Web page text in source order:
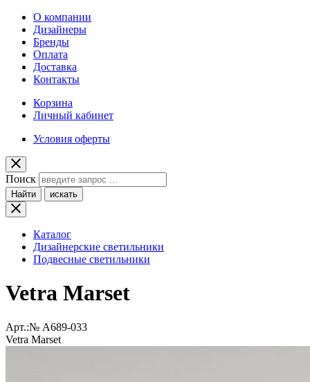
О компании
Дизайнеры
Бренды
Оплата
Доставка
Контакты
Корзина
Личный кабинет
Условия оферты
Поиск
Найти искать
Каталог
Дизайнерские светильники
Подвесные светильники
Vetra Marset
Арт.:№ A689-033
Vetra Marset